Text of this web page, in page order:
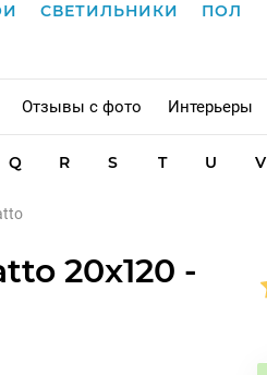
СВЕТИЛЬНИКИ ПОЛ
Отзывы с фото Интерьеры
Q R S T U V
20x120 -